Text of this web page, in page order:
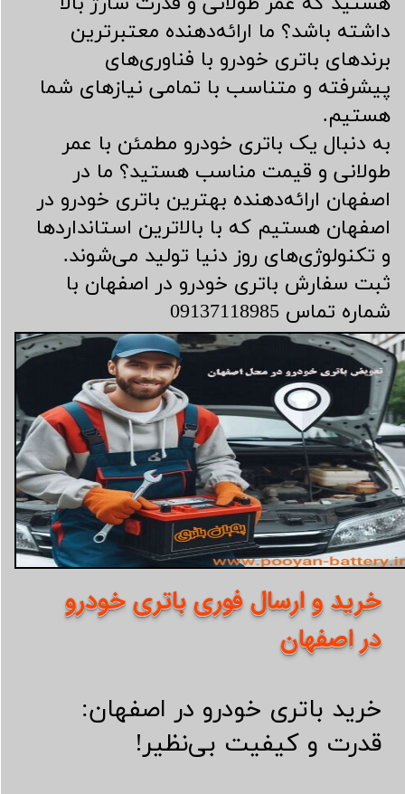
داشته باشد؟ ما ارائه‌دهنده معتبرترین
برندهای باتری خودرو با فناوری‌های
پیشرفته و متناسب با تمامی نیازهای شما
هستیم.
​​​​​​​به دنبال یک باتری خودرو مطمئن با عمر
طولانی و قیمت مناسب هستید؟ ما در
اصفهان ارائه‌دهنده بهترین باتری خودرو در
اصفهان هستیم که با بالاترین استانداردها
و تکنولوژی‌های روز دنیا تولید می‌شوند.
​​​​​​​ثبت سفارش باتری خودرو در اصفهان با
شماره تماس 09137118985
خرید و ارسال فوری باتری خودرو
در اصفهان
خرید باتری خودرو در اصفهان:
قدرت و کیفیت بی‌نظیر!